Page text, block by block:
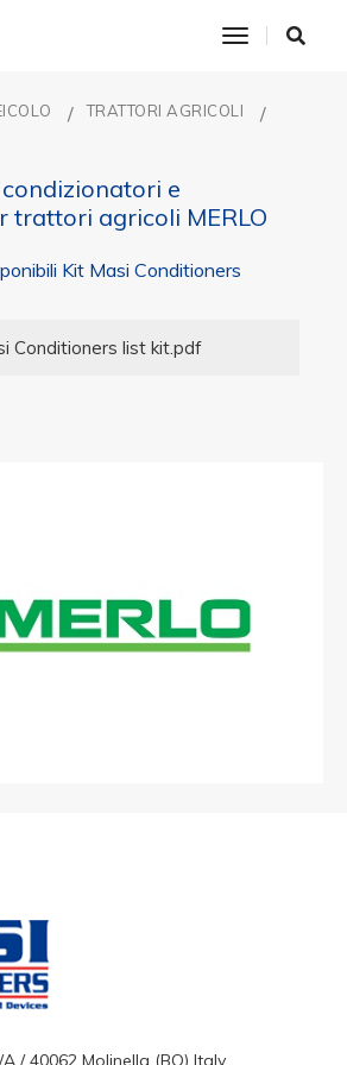
toggle
TRATTORI AGRICOLI
e
trattori agricoli MERLO
Kit Masi Conditioners
Conditioners list kit.pdf
/ 40062 Molinella (BO) Italy